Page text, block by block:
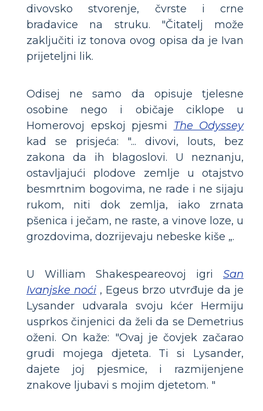
divovsko stvorenje, čvrste i crne
bradavice na struku. "Čitatelj može
zaključiti iz tonova ovog opisa da je Ivan
prijeteljni lik.
Odisej ne samo da opisuje tjelesne
osobine nego i običaje ciklope u
Homerovoj epskoj pjesmi The Odyssey
kad se prisjeća: "... divovi, louts, bez
zakona da ih blagoslovi. U neznanju,
ostavljajući plodove zemlje u otajstvo
besmrtnim bogovima, ne rade i ne sijaju
rukom, niti dok zemlja, iako zrnata
pšenica i ječam, ne raste, a vinove loze, u
grozdovima, dozrijevaju nebeske kiše „.
U William Shakespeareovoj igri San
Ivanjske noći , Egeus brzo utvrđuje da je
Lysander udvarala svoju kćer Hermiju
usprkos činjenici da želi da se Demetrius
oženi. On kaže: "Ovaj je čovjek začarao
grudi mojega djeteta. Ti si Lysander,
dajete joj pjesmice, i razmijenjene
znakove ljubavi s mojim djetetom. "